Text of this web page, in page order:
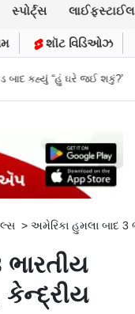
સ્પોર્ટ્સ લાઈફસ્ટાઈલ
શૉટ વિડિઓઝ
નથી...’: IIT દિલ્હીમાં
> અમેરિકા હુમલા બાદ 3
ભારતીય
કેન્દ્રીય